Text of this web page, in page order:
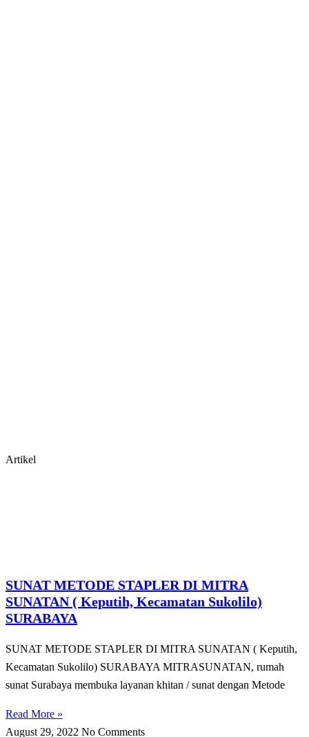
Artikel
SUNAT METODE STAPLER DI MITRA
SUNATAN ( Keputih, Kecamatan Sukolilo)
SURABAYA
SUNAT METODE STAPLER DI MITRA SUNATAN ( Keputih,
Kecamatan Sukolilo) SURABAYA MITRASUNATAN, rumah
sunat Surabaya membuka layanan khitan / sunat dengan Metode
Read More »
August 29, 2022 No Comments